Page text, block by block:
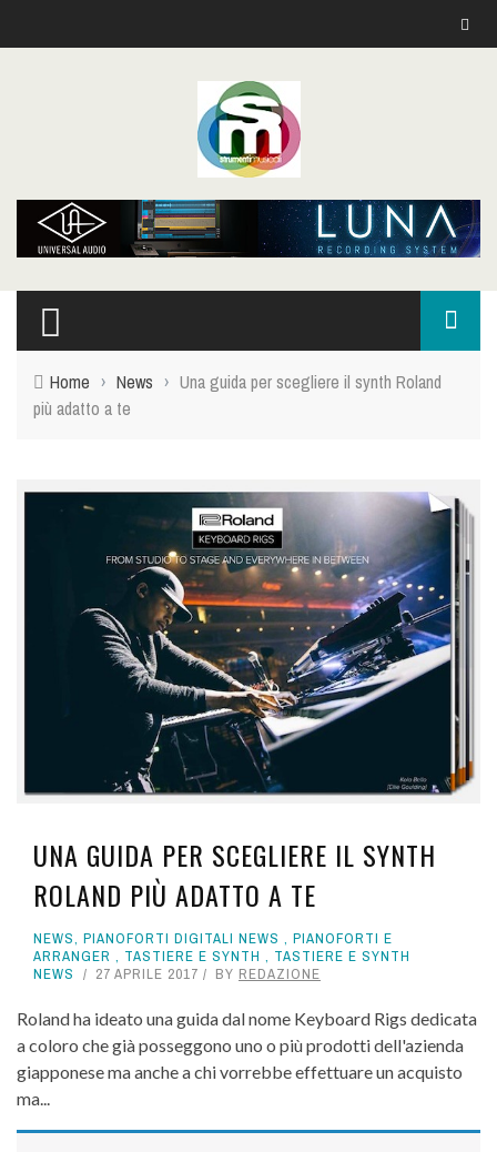
Home › News › Una guida per scegliere il synth Roland
più adatto a te
UNA GUIDA PER SCEGLIERE IL SYNTH
ROLAND PIÙ ADATTO A TE
NEWS, PIANOFORTI DIGITALI NEWS , PIANOFORTI E
ARRANGER , TASTIERE E SYNTH , TASTIERE E SYNTH
NEWS
27 APRILE 2017 BY REDAZIONE
Roland ha ideato una guida dal nome Keyboard Rigs dedicata
a coloro che già posseggono uno o più prodotti dell'azienda
giapponese ma anche a chi vorrebbe effettuare un acquisto
ma...